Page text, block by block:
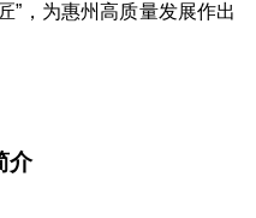
”，为惠州高质量发展作出
介